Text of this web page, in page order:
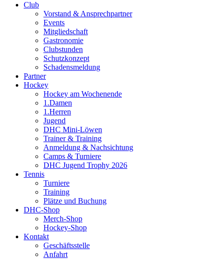
Club
Vorstand & Ansprechpartner
Events
Mitgliedschaft
Gastronomie
Clubstunden
Schutzkonzept
Schadensmeldung
Partner
Hockey
Hockey am Wochenende
1.Damen
1.Herren
Jugend
DHC Mini-Löwen
Trainer & Training
Anmeldung & Nachsichtung
Camps & Turniere
DHC Jugend Trophy 2026
Tennis
Turniere
Training
Plätze und Buchung
DHC-Shop
Merch-Shop
Hockey-Shop
Kontakt
Geschäftsstelle
Anfahrt